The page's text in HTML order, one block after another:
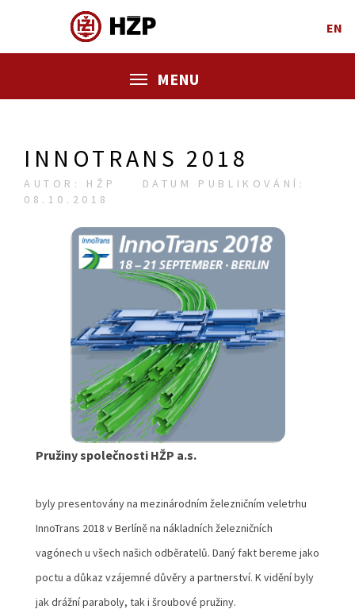
EN
MENU
INNOTRANS 2018
AUTOR: HŽP
DATUM PUBLIKOVÁNÍ:
08.10.2018
Pružiny společnosti HŽP a.s.
byly presentovány na mezinárodním železničním veletrhu
InnoTrans 2018 v Berlíně na nákladních železničních
vagónech u všech našich odběratelů. Daný fakt bereme jako
poctu a důkaz vzájemné důvěry a partnerství. K vidění byly
jak drážní paraboly, tak i šroubové pružiny.